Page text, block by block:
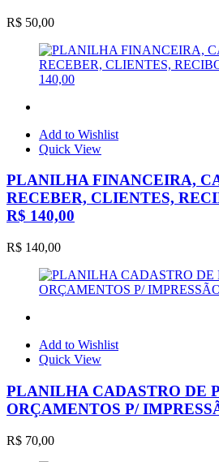
R$ 50,00
Add to Wishlist
Quick View
PLANILHA FINANCEIRA,
RECEBER, CLIENTES,
R$ 140,00
R$ 140,00
Add to Wishlist
Quick View
PLANILHA CADASTRO DE
ORÇAMENTOS P/
R$ 70,00